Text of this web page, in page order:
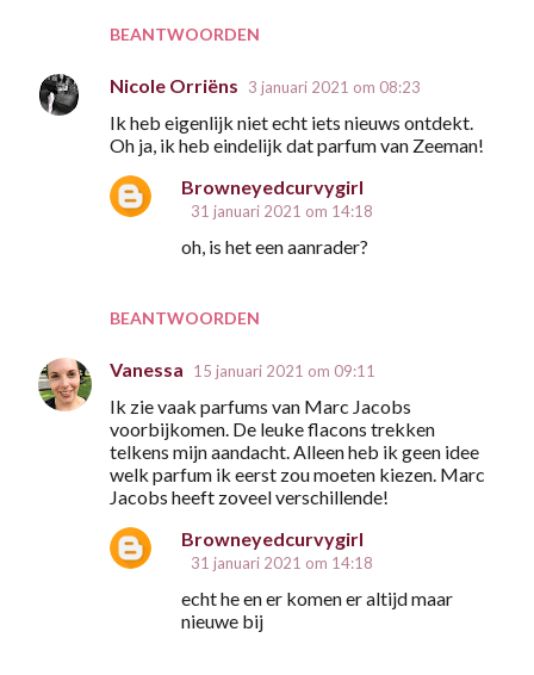
BEANTWOORDEN
Nicole Orriëns 3 januari 2021 om 08:23
Ik heb eigenlijk niet echt iets nieuws ontdekt.
Oh ja, ik heb eindelijk dat parfum van Zeeman!
BEANTWOORDEN
Browneyedcurvygirl
31 januari 2021 om 14:18
oh, is het een aanrader?
Vanessa 15 januari 2021 om 09:11
Ik zie vaak parfums van Marc Jacobs
voorbijkomen. De leuke flacons trekken
telkens mijn aandacht. Alleen heb ik geen idee
welk parfum ik eerst zou moeten kiezen. Marc
Jacobs heeft zoveel verschillende!
Browneyedcurvygirl
31 januari 2021 om 14:18
echt he en er komen er altijd maar
nieuwe bij